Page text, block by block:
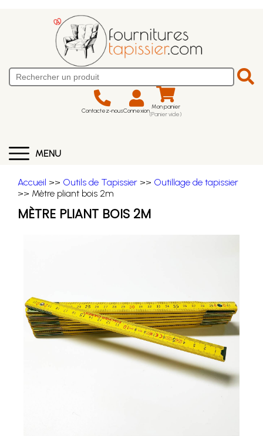
Contactez-nousConnexion Mon panier
(Panier vide)
MENU
Accueil >> Outils de Tapissier >> Outillage de tapissier
>> Mètre pliant bois 2m
MÈTRE PLIANT BOIS 2M